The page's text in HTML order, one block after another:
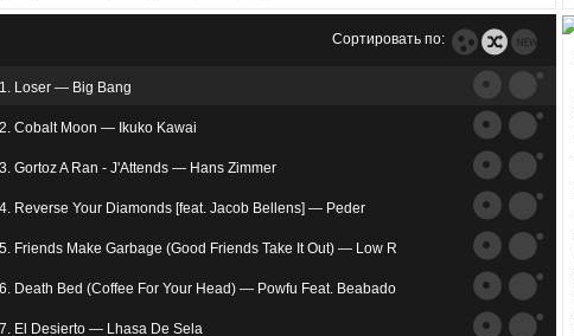
1. Loser — Big Bang
2. Cobalt Moon — Ikuko Kawai
3. Gortoz A Ran - J'Attends — Hans Zimmer
4. Reverse Your Diamonds [feat. Jacob Bellens] — Peder
5. Friends Make Garbage (Good Friends Take It Out) — Low Roar
6. Death Bed (Coffee For Your Head) — Powfu Feat. Beabadoobee
7. El Desierto — Lhasa De Sela
Сортировать по: